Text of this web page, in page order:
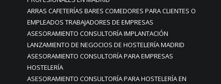
ARRAS CAFETERÍAS BARES COMEDORES PARA CLIENTES O
EMPLEADOS TRABAJADORES DE EMPRESAS
ASESORAMIENTO CONSULTORÍA IMPLANTACIÓN
LANZAMIENTO DE NEGOCIOS DE HOSTELERÍA MADRID
ASESORAMIENTO CONSULTORÍA PARA EMPRESAS
HOSTELERÍA
ASESORAMIENTO CONSULTORÍA PARA HOSTELERÍA EN